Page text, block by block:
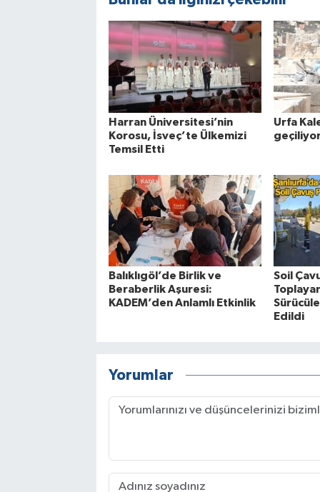
Harran Üniversitesi’nin
Korosu, İsveç’te Ülkemizi
Temsil Etti
Urfa
Balıklıgöl’de Birlik ve
Beraberlik Aşuresi:
KADEM’den Anlamlı Etkinlik
Soil
Edildi
Yorumlar